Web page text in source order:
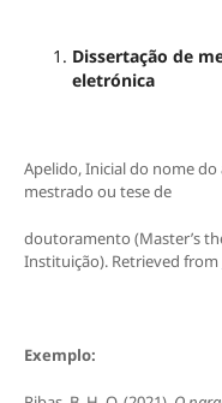
Dissertação de
eletrónica
Apelido, Inicial do nome
mestrado ou tese de
doutoramento (Master’s
Instituição). Retrieved from
Exemplo: